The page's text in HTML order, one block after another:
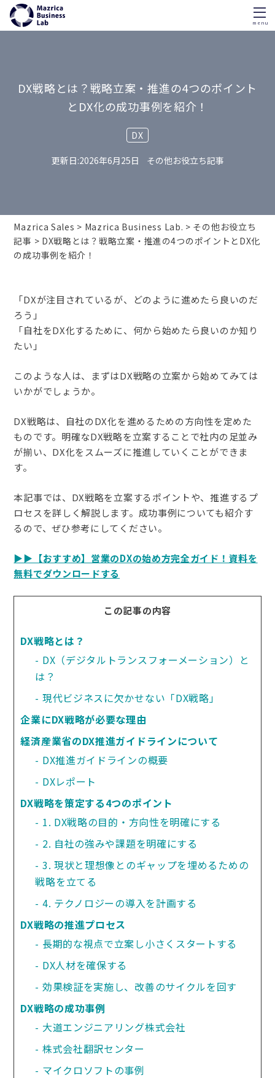
menu
DX戦略とは？戦略立案・推進の4つのポイント
とDX化の成功事例を紹介！
DX
2026年6月25日 その他お役立ち記事
Mazrica Sales Mazrica Business Lab.
その他お役立ち
記事
DX戦略とは？戦略立案・推進の4つのポイントとDX化
の成功事例を紹介！
「DXが注目されているが、どのように進めたら良いのだ
ろう」
「自社をDX化するために、何から始めたら良いのか知り
たい」
このような人は、まずはDX戦略の立案から始めてみては
いかがでしょうか。
DX戦略は、自社のDX化を進めるための方向性を定めた
ものです。明確なDX戦略を立案することで社内の足並み
が揃い、DX化をスムーズに推進していくことができま
す。
本記事では、DX戦略を立案するポイントや、推進するプ
ロセスを詳しく解説します。成功事例についても紹介す
るので、ぜひ参考にしてください。
▶▶【おすすめ】営業のDXの始め方完全ガイド！資料を
無料でダウンロードする
この記事の内容
DX戦略とは？
DX（デジタルトランスフォーメーション）と
は？
現代ビジネスに欠かせない「DX戦略」
企業にDX戦略が必要な理由
経済産業省のDX推進ガイドラインについて
DX推進ガイドラインの概要
DXレポート
DX戦略を策定する4つのポイント
1. DX戦略の目的・方向性を明確にする
2. 自社の強みや課題を明確にする
3. 現状と理想像とのギャップを埋めるための
戦略を立てる
4. テクノロジーの導入を計画する
DX戦略の推進プロセス
長期的な視点で立案し小さくスタートする
DX人材を確保する
効果検証を実施し、改善のサイクルを回す
DX戦略の成功事例
大道エンジニアリング株式会社
株式会社翻訳センター
マイクロソフトの事例